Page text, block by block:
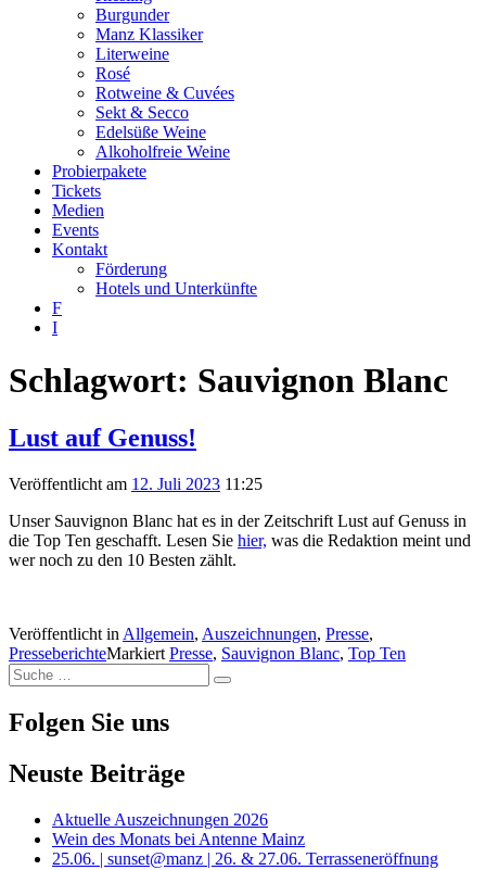
Burgunder
Manz Klassiker
Literweine
Rosé
Rotweine & Cuvées
Sekt & Secco
Edelsüße Weine
Alkoholfreie Weine
Probierpakete
Tickets
Medien
Events
Kontakt
Förderung
Hotels und Unterkünfte
F
I
Schlagwort: Sauvignon Blanc
Lust auf Genuss!
Veröffentlicht am 12. Juli 2023 11:25
Unser Sauvignon Blanc hat es in der Zeitschrift Lust auf Genuss in
die Top Ten geschafft. Lesen Sie hier, was die Redaktion meint und
wer noch zu den 10 Besten zählt.
Veröffentlicht in Allgemein, Auszeichnungen, Presse,
PresseberichteMarkiert Presse, Sauvignon Blanc, Top Ten
Suche
nach:
Suche
Folgen Sie uns
Neuste Beiträge
Aktuelle Auszeichnungen 2026
Wein des Monats bei Antenne Mainz
25.06. | sunset@manz | 26. & 27.06. Terrasseneröffnung